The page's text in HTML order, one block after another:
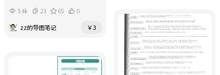
3.4k 23 65
0
zz的导图笔记
￥3